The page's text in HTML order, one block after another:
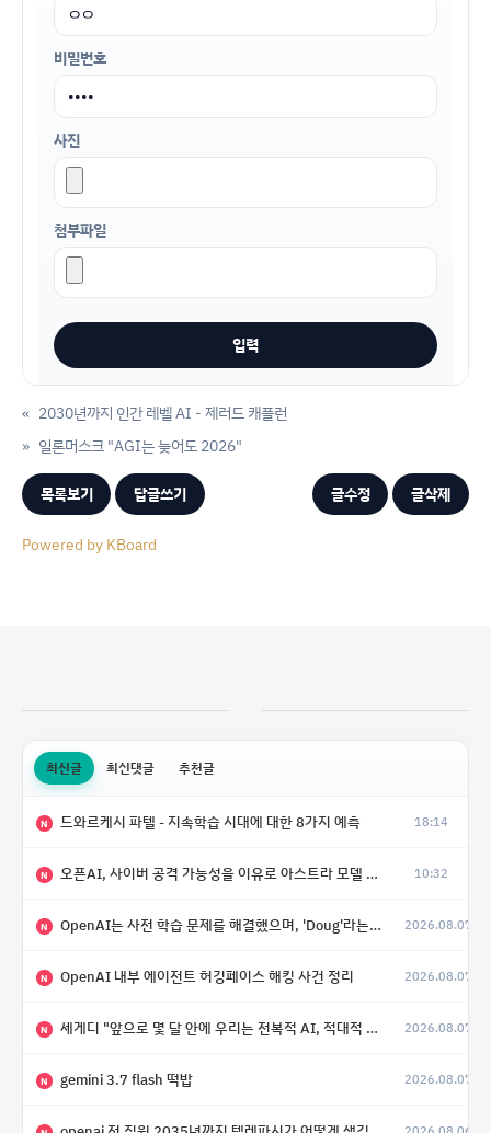
비밀번호
사진
첨부파일
« 2030년까지 인간 레벨 AI - 제러드 캐플런
일론머스크 "AGI는 늦어도 2026"
»
목록보기 답글쓰기 글수정 글삭제
Powered by KBoard
최신글 최신댓글 추천글
N 드와르케시 파텔 - 지속학습 시대에 대한 8가지 예측 18:14
N 오픈AI, 사이버 공격 가능성을 이유로 아스트라 모델 출시 연기 10:32
N OpenAI는 사전 학습 문제를 해결했으며, 'Doug'라는 코드명을 가진 훨씬 더 큰 모델을 활발히 개발 중 2026.08.07
N OpenAI 내부 에이전트 허깅페이스 해킹 사건 정리 2026.08.07
N 세게디 "앞으로 몇 달 안에 우리는 전복적 AI, 적대적 AI 둘 다 보게 될 것" 2026.08.07
N gemini 3.7 flash 떡밥 2026.08.07